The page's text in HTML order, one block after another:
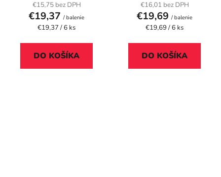
€15,75 bez DPH
€19,37 / balenie
Jednotková
€19,37 / 6 ks
DO KOŠÍKA
€16,01 bez DPH
€19,69 / balenie
Jednotková
€19,69 / 6 ks
DO KOŠÍKA